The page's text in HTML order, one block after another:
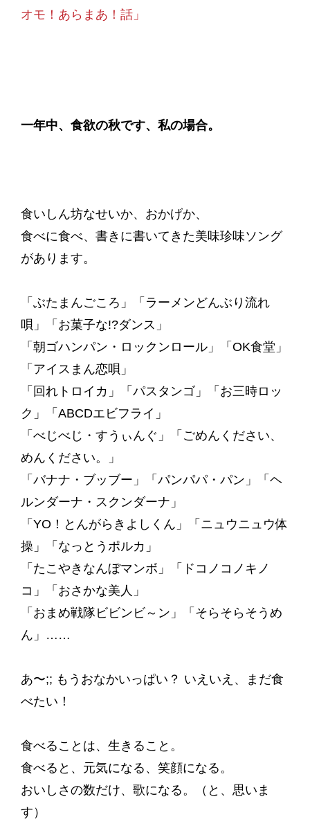
オモ！あらまあ！話」
一年中、食欲の秋です、私の場合。
食いしん坊なせいか、おかげか、
食べに食べ、書きに書いてきた美味珍味ソング
があります。
「ぶたまんごころ」「ラーメンどんぶり流れ
唄」「お菓子な!?ダンス」
「朝ゴハンパン・ロックンロール」「OK食堂」
「アイスまん恋唄」
「回れトロイカ」「パスタンゴ」「お三時ロッ
ク」「ABCDエビフライ」
「べじべじ・すうぃんぐ」「ごめんください、
めんください。」
「バナナ・ブッブー」「パンパパ・パン」
「ヘ
ルンダーナ・スクンダーナ」
「YO！とんがらきよしくん」「ニュウニュウ体
操」「なっとうポルカ」
「たこやきなんぼマンボ」「ドコノコノキノ
コ」「おさかな美人」
「おまめ戦隊ビビンビ～ン」「そらそらそうめ
ん」……
あ〜;; もうおなかいっぱい？ いえいえ、まだ食
べたい！
食べることは、生きること。
食べると、元気になる、笑顔になる。
おいしさの数だけ、歌になる。（と、思いま
す）